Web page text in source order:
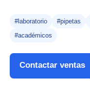
#laboratorio #pipetas
#académicos
Contactar ventas